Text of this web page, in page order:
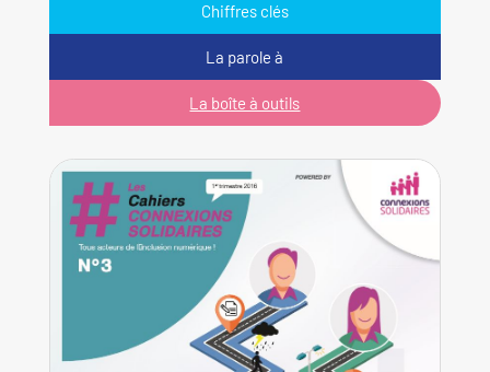
Chiffres clés
La parole à
La boîte à outils